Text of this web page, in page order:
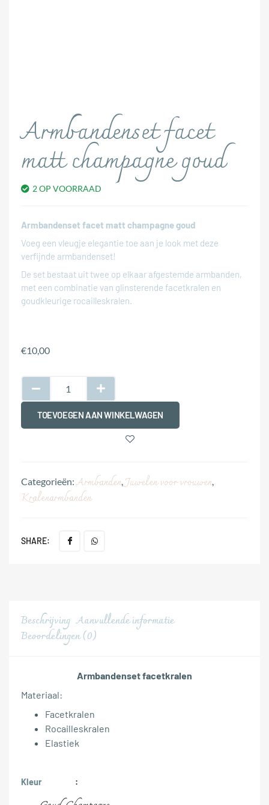
Armbandenset facet
matt champagne goud
2 OP VOORRAAD
Armbandenset facet matt champagne goud
Voeg een vleugje elegantie toe aan je look met deze
verfijnde armbandenset!
De set bestaat uit twee op elkaar afgestemde armbanden,
met een combinatie van glinsterende facetkralen en
goudkleurige rocailleskralen.
€10,00
TOEVOEGEN AAN WINKELWAGEN
Categorieën: Armbanden, Juwelen voor vrouwen,
Kralenarmbanden
SHARE:
Beschrijving Aanvullende informatie
Beoordelingen (0)
Armbandenset facetkralen
Materiaal:
Facetkralen
Rocailleskralen
Elastiek
Kleur